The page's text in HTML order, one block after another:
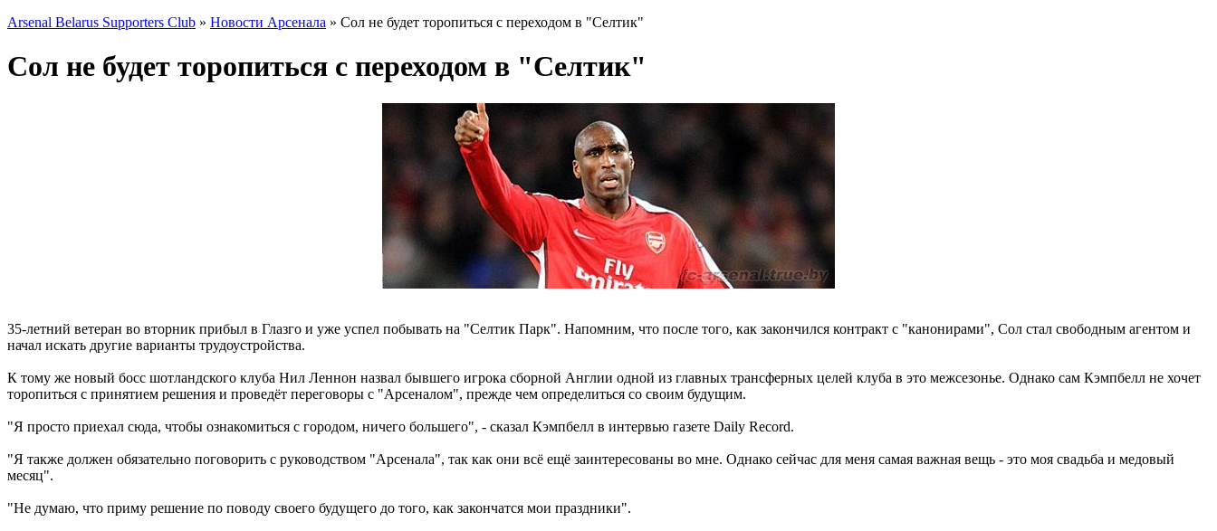
Arsenal Belarus Supporters Club » Новости Арсенала » Сол не будет торопиться с переходом в "Селтик"
Сол не будет торопиться с переходом в "Селтик"
35-летний ветеран во вторник прибыл в Глазго и уже успел побывать на "Селтик Парк". Напомним, что после того, как закончился контракт с "канонирами", Сол стал свободным агентом и
начал искать другие варианты трудоустройства.
К тому же новый босс шотландского клуба Нил Леннон назвал бывшего игрока сборной Англии одной из главных трансферных целей клуба в это межсезонье. Однако сам Кэмпбелл не хочет
торопиться с принятием решения и проведёт переговоры с "Арсеналом", прежде чем определиться со своим будущим.
"Я просто приехал сюда, чтобы ознакомиться с городом, ничего большего", - сказал Кэмпбелл в интервью газете Daily Record.
"Я также должен обязательно поговорить с руководством "Арсенала", так как они всё ещё заинтересованы во мне. Однако сейчас для меня самая важная вещь - это моя свадьба и медовый
месяц".
"Не думаю, что приму решение по поводу своего будущего до того, как закончатся мои праздники".